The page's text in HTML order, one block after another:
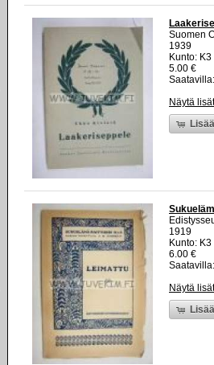
Suomen
1939
Kunto:
5.00 €
Näytä
1919
Kunto:
6.00 €
Näytä